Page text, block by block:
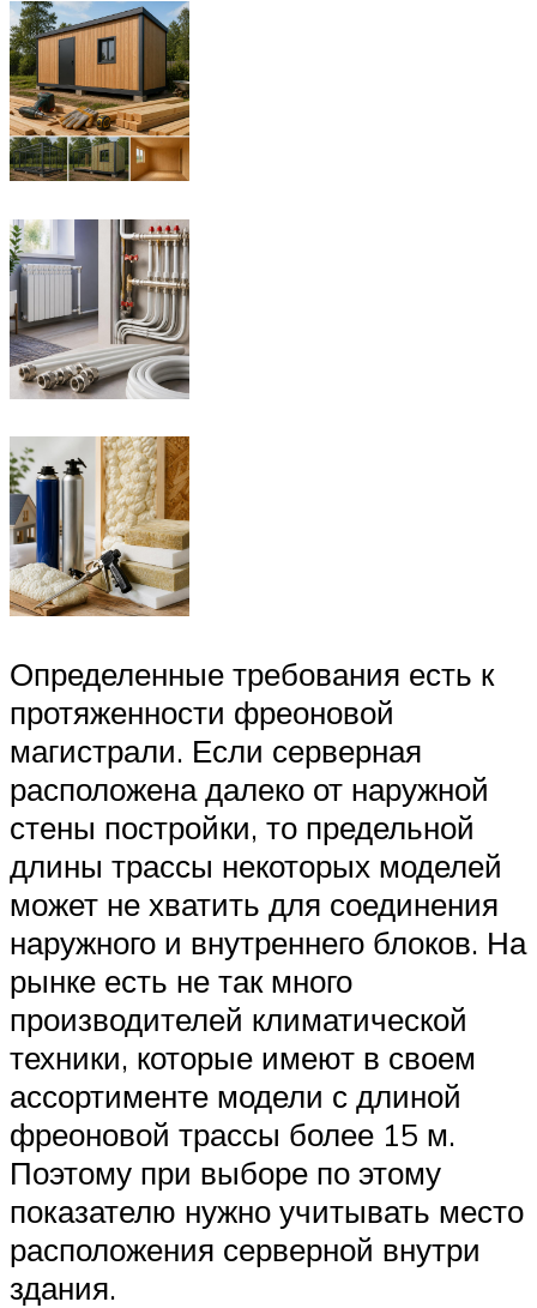
Определенные требования есть к
протяженности фреоновой
магистрали. Если серверная
расположена далеко от наружной
стены постройки, то предельной
длины трассы некоторых моделей
может не хватить для соединения
наружного и внутреннего блоков. На
рынке есть не так много
производителей климатической
техники, которые имеют в своем
ассортименте модели с длиной
фреоновой трассы более 15 м.
Поэтому при выборе по этому
показателю нужно учитывать место
расположения серверной внутри
здания.